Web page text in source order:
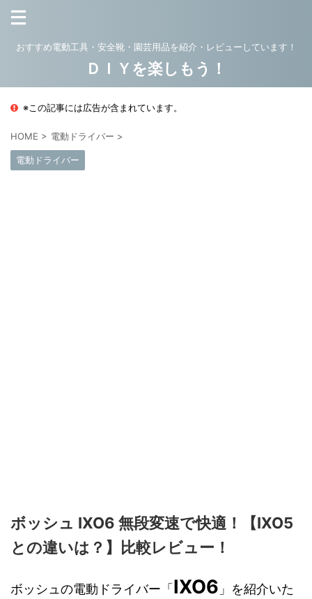
おすすめ電動工具・安全靴・園芸用品を紹介・レビューしています！
ＤＩＹを楽しもう！
※この記事には広告が含まれています。
HOME > 電動ドライバー >
電動ドライバー
ボッシュ IXO6 無段変速で快適！【IXO5
との違いは？】比較レビュー！
ボッシュの電動ドライバー「 IXO6 」を紹介いた